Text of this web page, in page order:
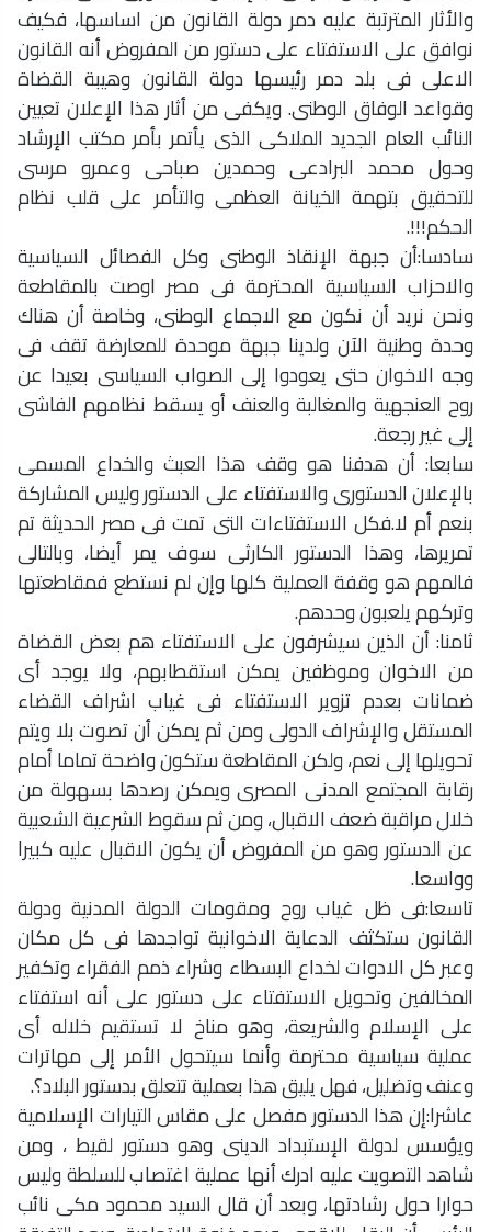
والأثار المترتبة عليه دمر دولة القانون من اساسها، فكيف
نوافق على الاستفتاء على دستور من المفروض أنه القانون
الاعلى فى بلد دمر رئيسها دولة القانون وهيبة القضاة
وقواعد الوفاق الوطنى. ويكفى من أثار هذا الإعلان تعيين
النائب العام الجديد الملاكى الذى يأتمر بأمر مكتب الإرشاد
وحول محمد البرادعى وحمدين صباحى وعمرو مرسى
للتحقيق بتهمة الخيانة العظمى والتأمر على قلب نظام
الحكم!!!.
سادسا:أن جبهة الإنقاذ الوطنى وكل الفصائل السياسية
والاحزاب السياسية المحترمة فى مصر اوصت بالمقاطعة
ونحن نريد أن نكون مع الاجماع الوطنى، وخاصة أن هناك
وحدة وطنية الآن ولدينا جبهة موحدة للمعارضة تقف فى
وجه الاخوان حتى يعودوا إلى الصواب السياسى بعيدا عن
روح العنجهية والمغالبة والعنف أو يسقط نظامهم الفاشى
إلى غير رجعة.
سابعا: أن هدفنا هو وقف هذا العبث والخداع المسمى
بالإعلان الدستورى والاستفتاء على الدستور وليس المشاركة
بنعم أم لا.فكل الاستفتاءات التى تمت فى مصر الحديثة تم
تمريرها، وهذا الدستور الكارثى سوف يمر أيضا، وبالتالى
فالمهم هو وقفة العملية كلها وإن لم نستطع فمقاطعتها
وتركهم يلعبون وحدهم.
ثامنا: أن الذين سيشرفون على الاستفتاء هم بعض القضاة
من الاخوان وموظفين يمكن استقطابهم، ولا يوجد أى
ضمانات بعدم تزوير الاستفتاء فى غياب اشراف القضاء
المستقل والإشراف الدولى ومن ثم يمكن أن تصوت بلا ويتم
تحويلها إلى نعم، ولكن المقاطعة ستكون واضحة تماما أمام
رقابة المجتمع المدنى المصرى ويمكن رصدها بسهولة من
خلال مراقبة ضعف الاقبال، ومن ثم سقوط الشرعية الشعبية
عن الدستور وهو من المفروض أن يكون الاقبال عليه كبيرا
وواسعا.
تاسعا:فى ظل غياب روح ومقومات الدولة المدنية ودولة
القانون ستكثف الدعاية الاخوانية تواجدها فى كل مكان
وعبر كل الادوات لخداع البسطاء وشراء ذمم الفقراء وتكفير
المخالفين وتحويل الاستفتاء على دستور على أنه استفتاء
على الإسلام والشريعة، وهو مناخ لا تستقيم خلاله أى
عملية سياسية محترمة وأنما سيتحول الأمر إلى مهاترات
وعنف وتضليل، فهل يليق هذا بعملية تتعلق بدستور البلاد؟.
عاشرا:إن هذا الدستور مفصل على مقاس التيارات الإسلامية
ويؤسس لدولة الإستبداد الدينى وهو دستور لقيط ، ومن
شاهد التصويت عليه ادرك أنها عملية اغتصاب للسلطة وليس
حوارا حول رشادتها، وبعد أن قال السيد محمود مكى نائب